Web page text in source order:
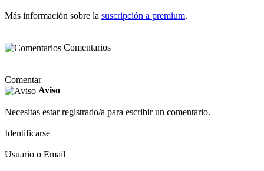
Más información sobre la suscripción a premium.
Comentarios
Comentar
Aviso
Necesitas estar registrado/a para escribir un comentario.
Identificarse
Usuario o Email